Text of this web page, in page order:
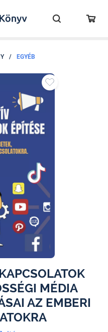
/ EGYÉB
MÉDIA
AZ EMBERI